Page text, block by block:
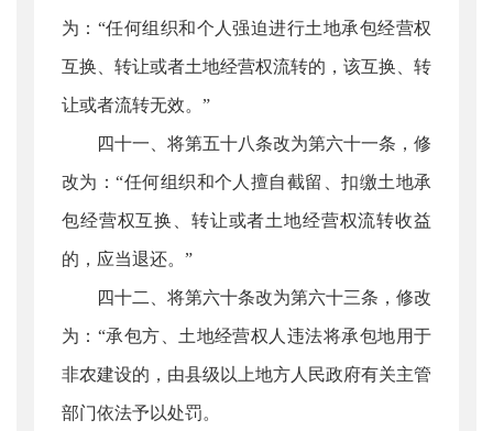
为：“任何组织和个人强迫进行土地承包经营权
互换、转让或者土地经营权流转的，该互换、转
让或者流转无效。”
四十一、将第五十八条改为第六十一条，修
改为：“任何组织和个人擅自截留、扣缴土地承
包经营权互换、转让或者土地经营权流转收益
的，应当退还。”
四十二、将第六十条改为第六十三条，修改
为：“承包方、土地经营权人违法将承包地用于
非农建设的，由县级以上地方人民政府有关主管
部门依法予以处罚。